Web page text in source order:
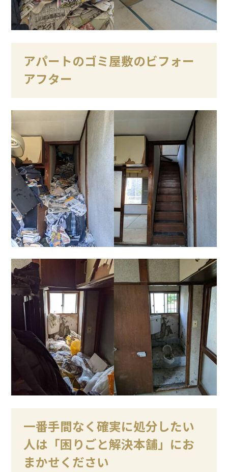
アパートのゴミ屋敷のビフォー
アフター
一番手間なく確実に処分したい
人は「困りごと解決本舗」にお
まかせください